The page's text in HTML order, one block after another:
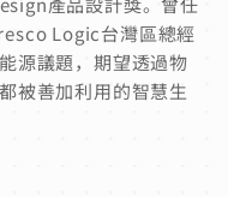
Logic台灣區總經
源議題，期望透過物
被善加利用的智慧生